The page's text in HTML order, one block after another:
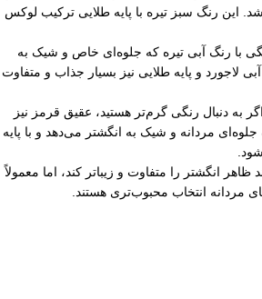
این رنگ سبز تیره با پایه طلایی ترکیب لوکس
با رنگ آبی تیره که جلوه‌ای خاص و شیک به
لاجورد و پایه طلایی نیز بسیار جذاب و متفاوت
به دنبال رنگی گرم‌تر هستید، عقیق قرمز نیز
مردانه و شیک به انگشتر می‌دهد و با پایه
انگشتر را متفاوت و زیباتر کند، اما معمولاً
مردانه انتخاب محبوب‌تری هستند.